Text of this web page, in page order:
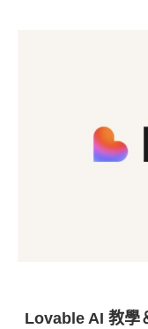
Lovable AI 教學